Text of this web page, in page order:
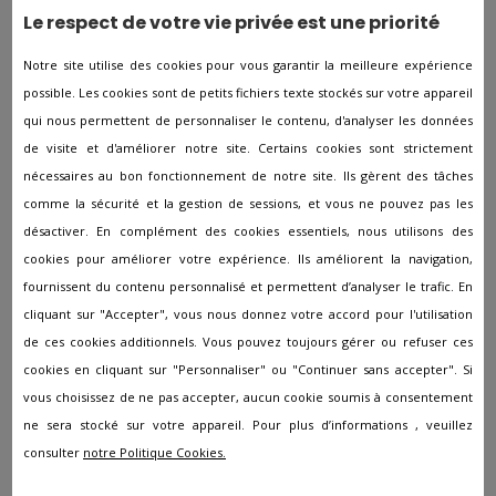
Les autres agences à proximité
de Albert
Pompes funèbres à Abbeville
Pompes funèbres à Ailly-sur-Somme
Pompes funèbres à Allery
Pompes funèbres à Amiens
Pompes funèbres à Ault
Pompes funèbres à Beaucamps-le-Vieux
Pompes funèbres à Beauchamps
Pompes funèbres à Bernaville
Le respect de votre vie privée est une priorité
Notre site utilise des cookies pour vous garantir la meilleure expérience
possible. Les cookies sont de petits fichiers texte stockés sur votre appareil
qui nous permettent de personnaliser le contenu, d'analyser les données
de visite et d'améliorer notre site. Certains cookies sont strictement
nécessaires au bon fonctionnement de notre site. Ils gèrent des tâches
comme la sécurité et la gestion de sessions, et vous ne pouvez pas les
désactiver. En complément des cookies essentiels, nous utilisons des
cookies pour améliorer votre expérience. Ils améliorent la navigation,
fournissent du contenu personnalisé et permettent d’analyser le trafic. En
cliquant sur "Accepter", vous nous donnez votre accord pour l'utilisation
de ces cookies additionnels. Vous pouvez toujours gérer ou refuser ces
cookies en cliquant sur "Personnaliser" ou "Continuer sans accepter". Si
vous choisissez de ne pas accepter, aucun cookie soumis à consentement
ne sera stocké sur votre appareil. Pour plus d’informations , veuillez
consulter notre Politique Cookies.